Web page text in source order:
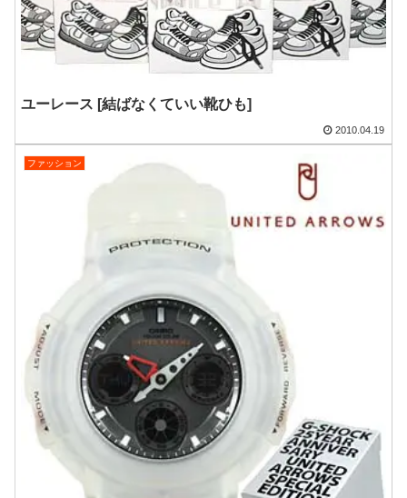
ユーレース [結ばなくていい靴ひも]
2010.04.19
ファッション